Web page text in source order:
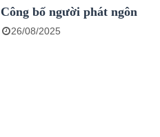
Công bố người phát ngôn
26/08/2025